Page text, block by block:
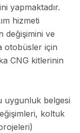
yapmaktadır.
hizmeti
değişimini ve
otobüsler için
CNG kitlerinin
uygunluk belgesi
koltuk